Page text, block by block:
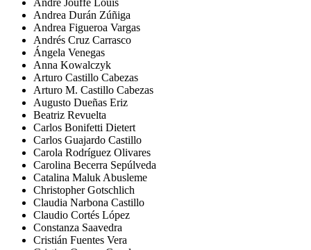
André Jouffé Louis
Andrea Durán Zúñiga
Andrea Figueroa Vargas
Andrés Cruz Carrasco
Ángela Venegas
Anna Kowalczyk
Arturo Castillo Cabezas
Arturo M. Castillo Cabezas
Augusto Dueñas Eriz
Beatriz Revuelta
Carlos Bonifetti Dietert
Carlos Guajardo Castillo
Carola Rodríguez Olivares
Carolina Becerra Sepúlveda
Catalina Maluk Abusleme
Christopher Gotschlich
Claudia Narbona Castillo
Claudio Cortés López
Constanza Saavedra
Cristián Fuentes Vera